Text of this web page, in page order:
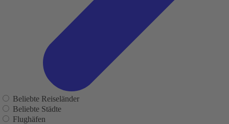
Beliebte Reiseländer
Beliebte Städte
Flughäfen